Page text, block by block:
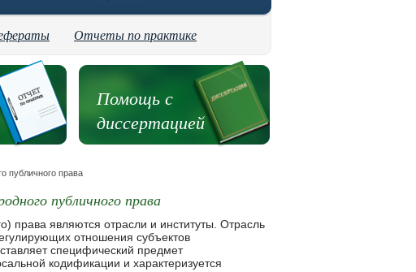
Отчеты по практике
Помощь с
диссертацией
публичного права
публичного права
отдельных морских пространств, их дна и ресурсов и регулирующих отношения между субъектами международного права по поводу их использования. <2> Международное воздушное право - это совокупность юридических принципов и норм, устанавливающих режим воздушного пространства и регулирующих отношения между субъектами международного права по поводу использования этого пространства. <3> Международное космическое право - совокупность юридических принципов и норм, определяющих правовой режим космического пространства, включая небесные тела, и регулирующих отношения между субъектами международного права по поводу осуществления ими космической деятельности (использованию космоса). <4> См., например: Руководство Сан-Ремо по международному праву, применимому к вооруженным конфликтам на море (Сан-Ремо, 12 июня 1994 г.). Международное экологическое право - совокупность принципов и норм международного права, регулирующих отношения его субъектов в области охраны окружающей среды и рационального использования ее ресурсов. Безусловно, окружающей среде большой ущерб приносят вооруженные конфликты. Поскольку национальные части окружающей среды образуют единую глобальную систему, постольку защита ее должна стать одной из главных целей международного сотрудничества и составным элементом концепции международной безопасности <1>. В Консультативном заключении о законности применения или угрозы применения ядерного оружия от 8 июля 1996 г. (п. п. 29 - 33) Международный суд признал, что право прав человека и право защиты окружающей среды применяются или по крайней мере должны приниматься во внимание при выполнении права вооруженных конфликтов. <1> Так, Конвенция о запрещении военного или любого иного враждебного использования средств воздействия на природную среду от 10 декабря 1976 г. запретила геофизическую войну (термин, обозначающий преднамеренное управление природными процессами, которое может вызвать ураганы, цунами, землетрясения и выпадение осадков в виде дождя или снега). Конвенция запрещает не оружие, а способы манипулирования природными процессами. Сегодня мы можем констатировать, что в середине XX - начале XXI в. принят обширный комплекс международных документов, которые содержат систему принципов и норм, касающихся прав человека. Международные акты в сфере прав человека, по мнению В.А. Карташкина <1>, делятся на три группы: 1) документы, которые содержат принципы и нормы, касающиеся прав человека в основном в условиях мира <2> и которые в своей совокупности образуют отрасль международного права "право прав человека"; 2) конвенции о защите прав человека в условиях вооруженных конфликтов <3>, которые в своей совокупности образуют отрасль международного права "международное гуманитарное право"; 3) международные документы, регламентирующие ответственность за преступное нарушение прав человека как в мирное время, так и в период вооруженных конфликтов <4> и которые в своей совокупности образуют отрасль международного права "международное уголовное право". <1> См.: Карташкин В.А. Права человека в международном и внутригосударственном праве. М., 1995. С. 56; Международное право: Учеб. / Отв. ред. В.И. Кузнецов, Б.Р. Тузмухамедов. 2-е изд., перераб. и доп. М.: Норма, 2007. С. 319, 320. <2> К ним относятся Всеобщая декларация прав человека 1948 г., международные пакты о правах человека 1966 г. и др. <3> К ним относятся положения Гаагских конвенций 1899 - 1907 гг., Женевские конвенции о защите жертв войны 1949 г. и Дополнительные протоколы к ним, принятые в 1977 г., и др. <4> К ним относятся Нюрнбергский устав 1945 г. и приговоры Международных военных трибуналов в Нюрнберге и Токио, Конвенция о предупреждении преступления геноцида и наказании за него 1948 г., Конвенция о неприменимости срока давности к военным преступлениям и преступлениям против человечества 1968 г., Конвенция о пресечении апартеида и наказания за него 1973 г., Римский Статут международного уголовного суда 1998 г. и др. В целом, не возражая против подобной классификации, важно учитывать специфику каждой из отмеченных отраслей. Международное гуманитарное право можно рассматривать как следствие нарушения норм других отраслей, действующих в мирное время. МГП регулирует отношения между сторонами в вооруженном конфликте (государство - государство, государство - повстанцы); его применение рассчитано на период вооруженных конфликто